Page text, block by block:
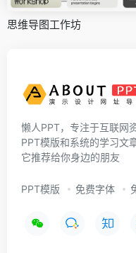
思维导图工作坊
懒人PPT，专注于互联网
PPT模版和系统的学习文
它推荐给你身边的朋友
PPT模版 免费字体